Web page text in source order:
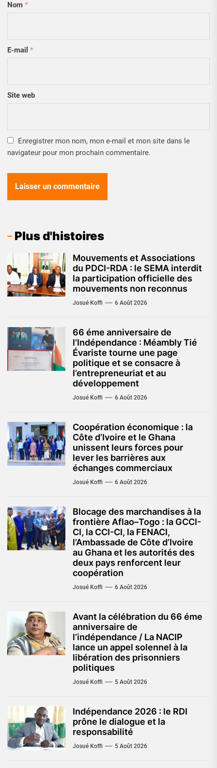
Nom *
E-mail *
Site web
Enregistrer mon nom, mon e-mail et mon site dans le
navigateur pour mon prochain commentaire.
Plus d'histoires
Mouvements et Associations
du PDCI-RDA : le SEMA interdit
la participation officielle des
mouvements non reconnus
Josué Koffi 6 Août 2026
66 éme anniversaire de
l’Indépendance : Méambly Tié
Évariste tourne une page
politique et se consacre à
l’entrepreneuriat et au
développement
Josué Koffi 6 Août 2026
Coopération économique : la
Côte d’Ivoire et le Ghana
unissent leurs forces pour
lever les barrières aux
échanges commerciaux
Josué Koffi 6 Août 2026
Blocage des marchandises à la
frontière Aflao–Togo : la GCCI-
CI, la CCI-CI, la FENACI,
l’Ambassade de Côte d’Ivoire
au Ghana et les autorités des
deux pays renforcent leur
coopération
Josué Koffi 6 Août 2026
Avant la célébration du 66 éme
anniversaire de
l’indépendance / La NACIP
lance un appel solennel à la
libération des prisonniers
politiques
Josué Koffi 5 Août 2026
Indépendance 2026 : le RDI
prône le dialogue et la
responsabilité
Josué Koffi 5 Août 2026